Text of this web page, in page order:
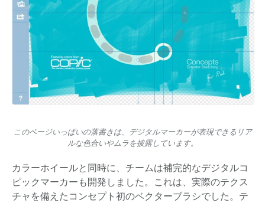
このページいっぱいの落書きは、デジタルマーカーが表現できるリア
ルな色合いやムラを披露しています。
カラーホイールと同時に、チームは補完的なデジタルコ
ピックマーカーも開発しました。これは、実際のテクス
チャを備えたコンセプト初のベクターブラシでした。テ